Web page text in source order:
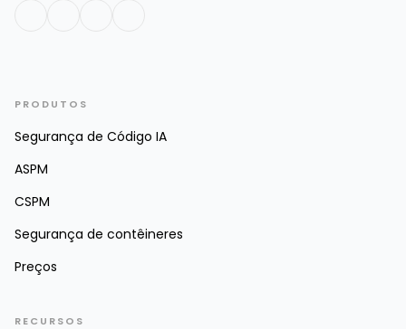
PRODUTOS
Segurança de Código IA
ASPM
CSPM
Segurança de contêineres
Preços
RECURSOS